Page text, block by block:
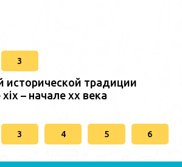
3
исторической традиции
– начале хх века
3 4 5 6